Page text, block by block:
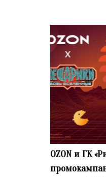
OZON и ГК